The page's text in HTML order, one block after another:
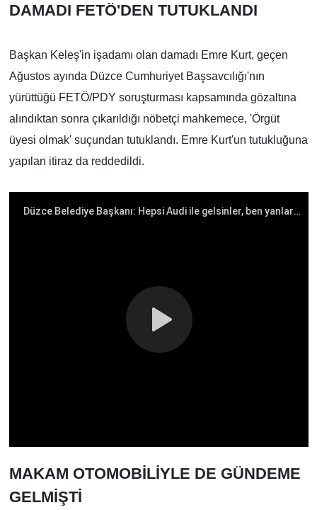
DAMADI FETÖ'DEN TUTUKLANDI
Başkan Keleş'in işadamı olan damadı Emre Kurt, geçen
Ağustos ayında Düzce Cumhuriyet Başsavcılığı'nın
yürüttüğü FETÖ/PDY soruşturması kapsamında gözaltına
alındıktan sonra çıkarıldığı nöbetçi mahkemece, 'Örgüt
üyesi olmak' suçundan tutuklandı. Emre Kurt'un tutukluğuna
yapılan itiraz da reddedildi.
MAKAM OTOMOBİLİYLE DE GÜNDEME
GELMİŞTİ